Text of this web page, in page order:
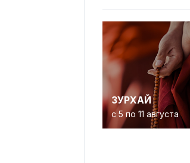
ЗУРХАЙ
с 5 по 11 августа